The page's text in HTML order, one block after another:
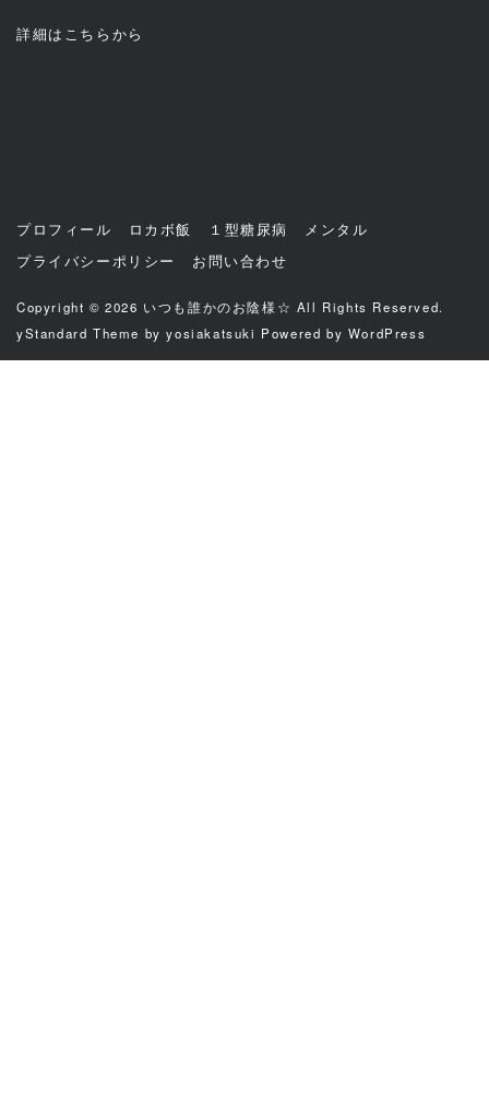
詳細は こちら から
プロフィール ロカボ飯 １型糖尿病
メンタル
プライバシーポリシー
お問い合わせ
Copyright © 2026 いつも誰かのお陰様☆ All Rights Reserved.
yStandard Theme byyosiakatsuki Powered by WordPress